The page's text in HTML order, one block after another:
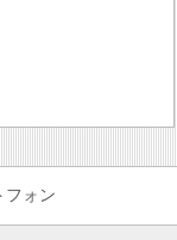
フォン